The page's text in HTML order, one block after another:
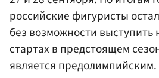
российские фигуристы
без возможности
стартах в предстоящем
является предолимпийским.